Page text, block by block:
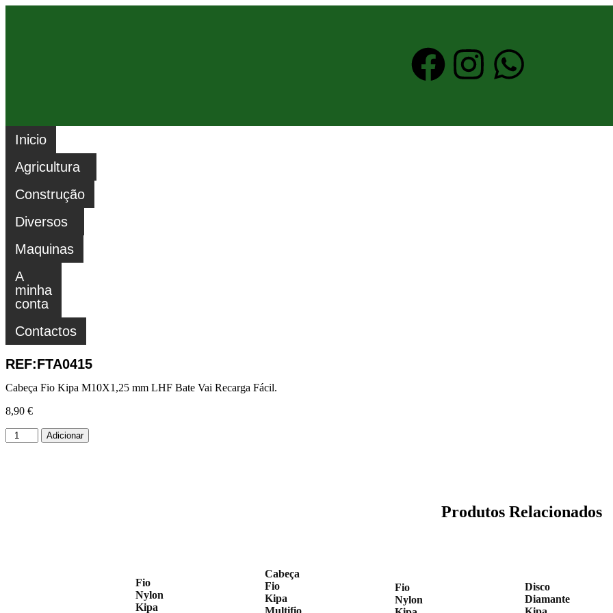
Inicio
Agricultura
Construção
Diversos
Maquinas
A
minha
conta
Contactos
REF:FTA0415
Cabeça Fio Kipa M10X1,25 mm LHF Bate Vai Recarga Fácil.
8,90 €
Adicionar
Produtos Relacionados
Fio
Nylon
Kipa
Cabeça
Fio
Kipa
Fio
Nylon
Disco
Diamante